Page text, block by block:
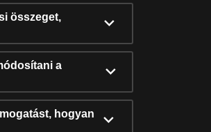
összeget,
a
hogyan